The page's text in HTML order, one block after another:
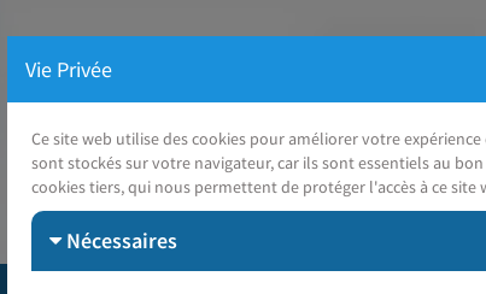
Vie Privée
Ce site web utilise des cookies pour améliorer votre
sont stockés sur votre navigateur, car ils sont essentiels au
cookies tiers, qui nous permettent de protéger l'accès à ce site
Nécessaires